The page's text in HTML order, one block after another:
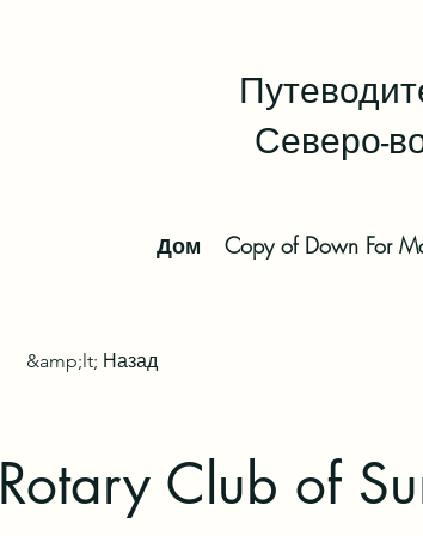
Северо-
Дом Copy of Down For
&amp;lt; Назад
Rotary Club of